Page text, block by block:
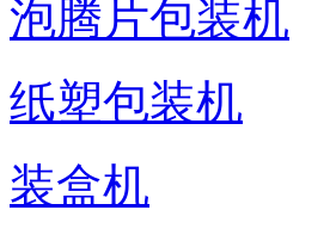
泡腾片包装机
纸塑包装机
装盒机